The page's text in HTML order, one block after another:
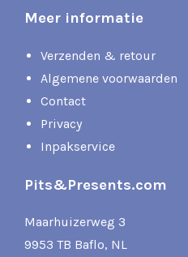
Meer informatie
Verzenden & retour
Algemene voorwaarden
Contact
Privacy
Inpakservice
Pits&Presents.com
Maarhuizerweg 3
9953 TB Baflo, NL